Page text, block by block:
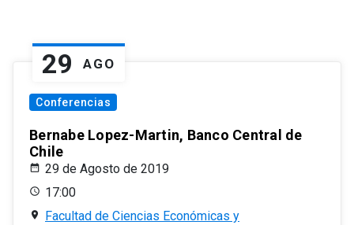
29 AGO
Conferencias
Bernabe Lopez-Martin, Banco Central de
Chile
29 de Agosto de 2019
17:00
Facultad de Ciencias Económicas y